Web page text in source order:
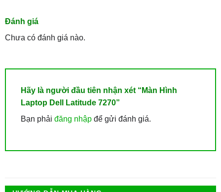
Đánh giá
Chưa có đánh giá nào.
Hãy là người đầu tiên nhận xét “Màn Hình
Laptop Dell Latitude 7270”
Bạn phải đăng nhậpđể gửi đánh giá.